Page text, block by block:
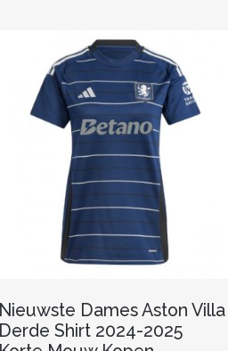
gekozen
worden
op
de
productpagina
Nieuwste Dames Aston Villa
Derde Shirt 2024-2025